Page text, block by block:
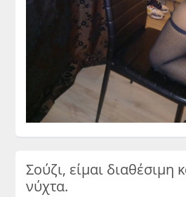
Σούζι, είμαι διαθέσιμη
νύχτα.